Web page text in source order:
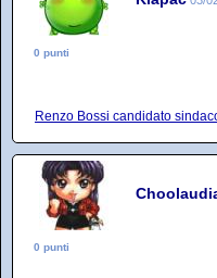
0 punti
Renzo Bossi candidato
0 punti